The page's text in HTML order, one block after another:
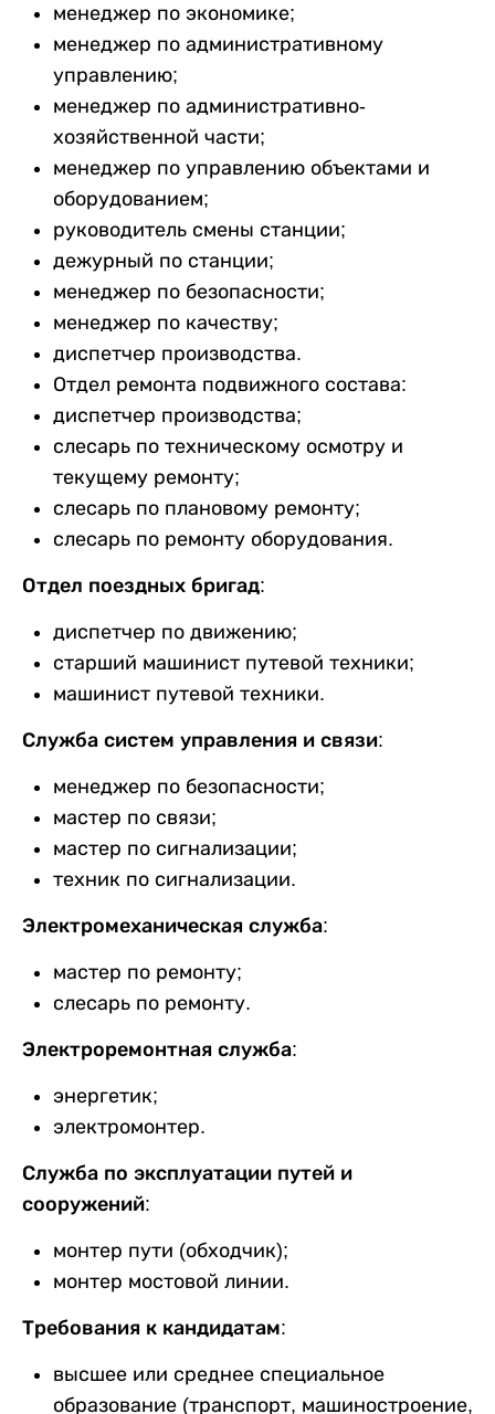
менеджер по экономике;
менеджер по административному
управлению;
менеджер по административно-
хозяйственной части;
менеджер по управлению объектами и
оборудованием;
руководитель смены станции;
дежурный по станции;
менеджер по безопасности;
менеджер по качеству;
диспетчер производства.
Отдел ремонта подвижного состава:
диспетчер производства;
слесарь по техническому осмотру и
текущему ремонту;
слесарь по плановому ремонту;
слесарь по ремонту оборудования.
Отдел поездных бригад:
диспетчер по движению;
старший машинист путевой техники;
машинист путевой техники.
Служба систем управления и связи:
менеджер по безопасности;
мастер по связи;
мастер по сигнализации;
техник по сигнализации.
Электромеханическая служба:
мастер по ремонту;
слесарь по ремонту.
Электроремонтная служба:
энергетик;
электромонтер.
Служба по эксплуатации путей и
сооружений:
монтер пути (обходчик);
монтер мостовой линии.
Требования к кандидатам:
высшее или среднее специальное
образование (транспорт, машиностроение,